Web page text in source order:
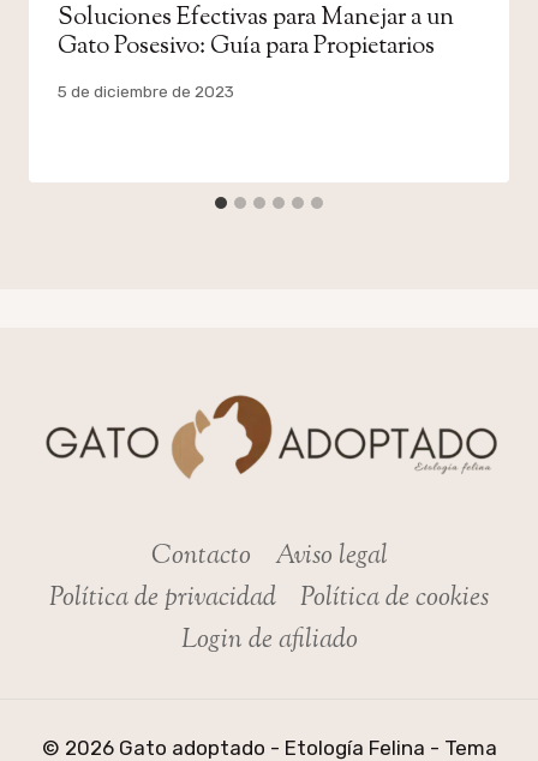
Soluciones Efectivas para Manejar a un
Gato Posesivo: Guía para Propietarios
Por
5 de diciembre de 2023
Contacto
Aviso legal
Política de privacidad
Política de cookies
Login de afiliado
© 2026 Gato adoptado - Etología Felina - Tema